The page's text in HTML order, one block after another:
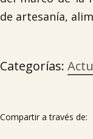

de artesanía,
Categorías:
Compartir a través de: